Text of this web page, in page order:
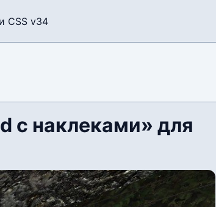
CSS v34
с наклеками» для